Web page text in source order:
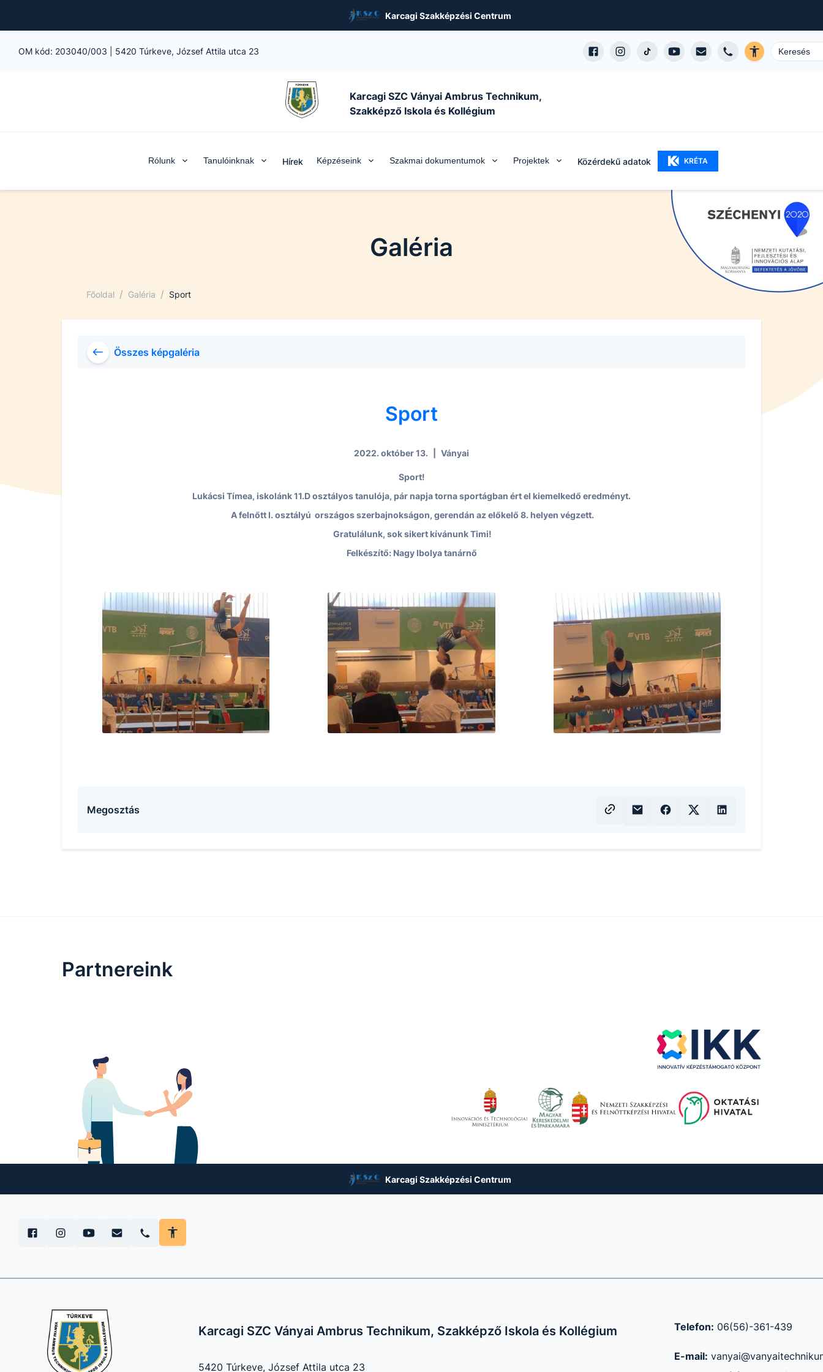
Karcagi Szakképzési Centrum
OM kód: 203040/003 5420 Túrkeve, József Attila utca 23
Karcagi SZC Ványai Ambrus Technikum,
Szakképző Iskola és Kollégium
Rólunk Tanulóinknak Hírek Képzéseink Szakmai dokumentumok Projektek Közérdekű adatok KRÉTA
Galéria
Főoldal / Galéria / Sport
Összes képgaléria
Sport
2022. október 13. Ványai
Sport!
Lukácsi Tímea, iskolánk 11.D osztályos tanulója, pár napja torna sportágban ért el kiemelkedő eredményt.
A felnőtt I. osztályú országos szerbajnokságon, gerendán az előkelő 8. helyen végzett.
Gratulálunk, sok sikert kívánunk Timi!
Felkészítő: Nagy Ibolya tanárnő
Megosztás
Partnereink
Karcagi Szakképzési Centrum
Karcagi SZC Ványai Ambrus Technikum, Szakképző Iskola és Kollégium
5420 Túrkeve, József Attila utca 23
Telefon: 06(56)-361-439
E-mail: